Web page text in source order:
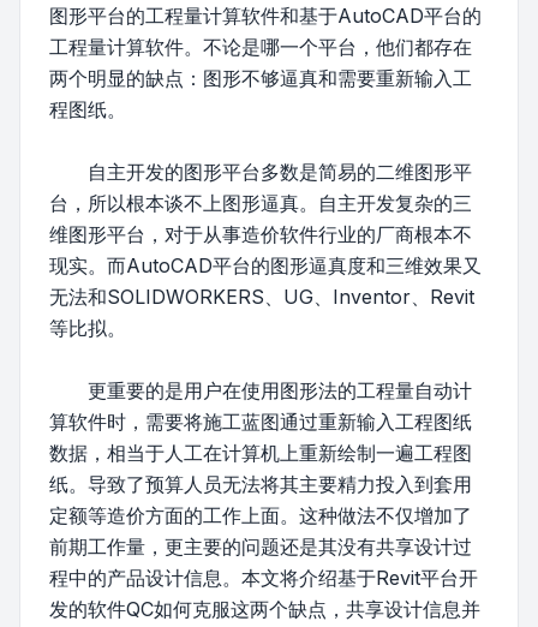
图形平台的工程量计算软件和基于AutoCAD平台的
工程量计算软件。不论是哪一个平台，他们都存在
两个明显的缺点：图形不够逼真和需要重新输入工
程图纸。
自主开发的图形平台多数是简易的二维图形平
台，所以根本谈不上图形逼真。自主开发复杂的三
维图形平台，对于从事造价软件行业的厂商根本不
现实。而AutoCAD平台的图形逼真度和三维效果又
无法和SOLIDWORKERS、UG、Inventor、Revit
等比拟。
更重要的是用户在使用图形法的工程量自动计
算软件时，需要将施工蓝图通过重新输入工程图纸
数据，相当于人工在计算机上重新绘制一遍工程图
纸。导致了预算人员无法将其主要精力投入到套用
定额等造价方面的工作上面。这种做法不仅增加了
前期工作量，更主要的问题还是其没有共享设计过
程中的产品设计信息。本文将介绍基于Revit平台开
发的软件QC如何克服这两个缺点，共享设计信息并